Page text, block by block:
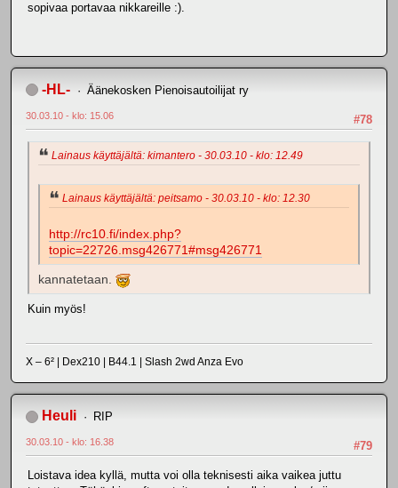
sopivaa portavaa nikkareille :).
-HL- Äänekosken Pienoisautoilijat ry
#78
30.03.10 - klo: 15.06
Lainaus käyttäjältä: kimantero - 30.03.10 - klo: 12.49
Lainaus käyttäjältä: peitsamo - 30.03.10 - klo: 12.30
http://rc10.fi/index.php?
topic=22726.msg426771#msg426771
kannatetaan.
Kuin myös!
X – 6² | Dex210 | B44.1 | Slash 2wd Anza Evo
Heuli RIP
#79
30.03.10 - klo: 16.38
Loistava idea kyllä, mutta voi olla teknisesti aika vaikea juttu